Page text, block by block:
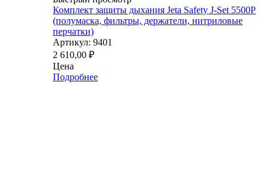
Комплект защиты дыхания Jeta Safety J-Set 5500P
(полумаска, фильтры, держатели, нитриловые
перчатки)
Артикул: 9401
2 610,00 ₽
Цена
Подробнее